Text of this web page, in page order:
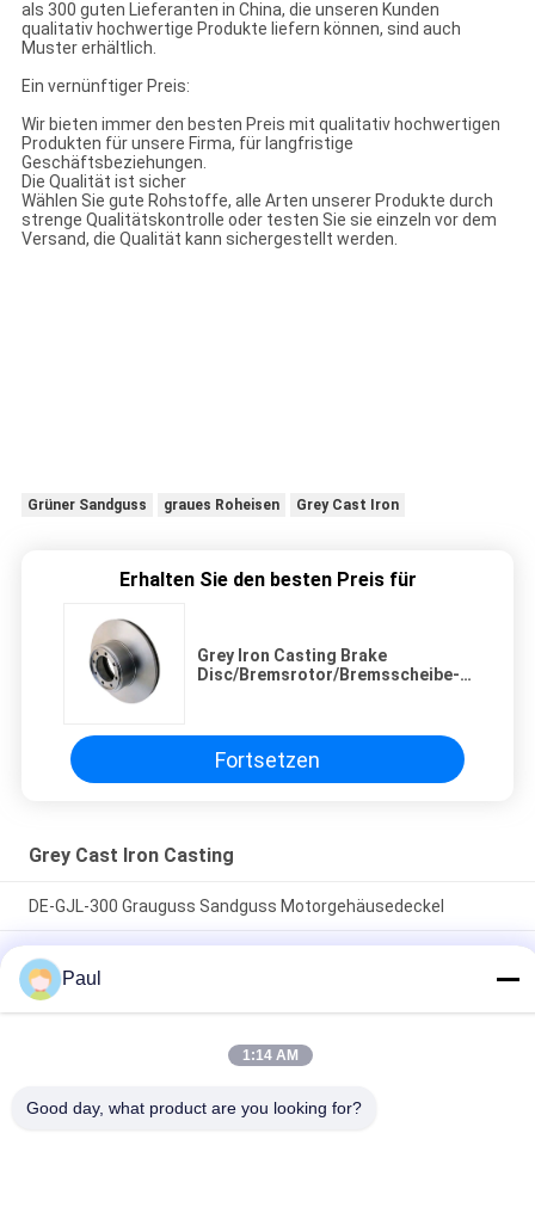
als 300 guten Lieferanten in China, die unseren Kunden
qualitativ hochwertige Produkte liefern können, sind auch
Muster erhältlich.
Ein vernünftiger Preis:
Wir bieten immer den besten Preis mit qualitativ hochwertigen
Produkten für unsere Firma, für langfristige
Geschäftsbeziehungen.
Die Qualität ist sicher
Wählen Sie gute Rohstoffe, alle Arten unserer Produkte durch
strenge Qualitätskontrolle oder testen Sie sie einzeln vor dem
Versand, die Qualität kann sichergestellt werden.
Grüner Sandguss graues Roheisen Grey Cast Iron
Erhalten Sie den besten Preis für
Grey Iron Casting Brake
Disc/Bremsrotor/Bremsscheibe-
Fortsetzen
Grey Cast Iron Casting
DE-GJL-300 Grauguss Sandguss Motorgehäusedeckel
Teile für die Gießung von Maschinen aus Grauisen Sand
LKW-Anhänger-Federung-Chassis-Teile Blatt Vorder-
Paul
1:14 AM
Good day, what product are you looking for?